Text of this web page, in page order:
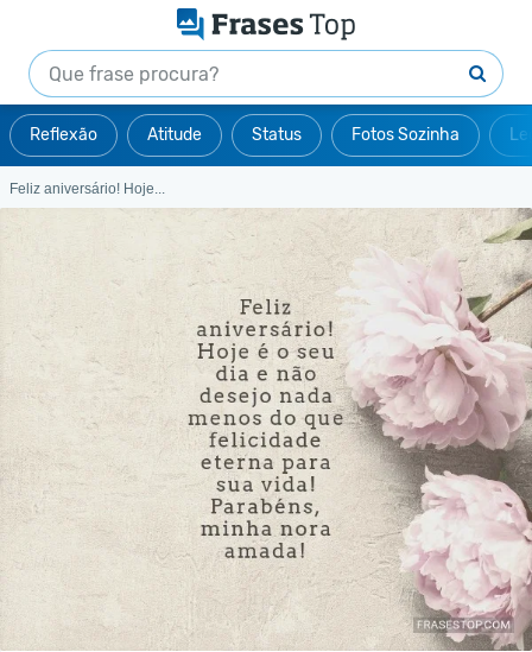
Reflexão Atitude Status Fotos Sozinha
Feliz aniversário! Hoje...